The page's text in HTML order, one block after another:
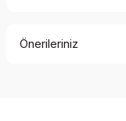
Önerileriniz